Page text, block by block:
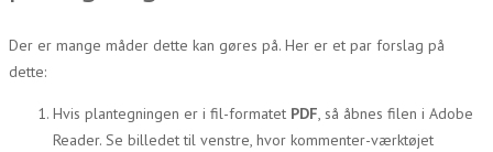
Der er mange måder dette kan gøres på. Her er et par forslag på
dette:
Hvis plantegningen er i fil-formatet PDF, så åbnes filen i Adobe
Reader. Se billedet til venstre, hvor kommenter-værktøjet